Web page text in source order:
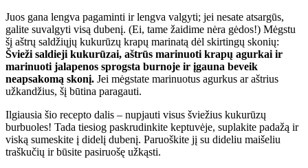
Juos gana lengva pagaminti ir lengva valgyti; jei nesate atsargūs,
galite suvalgyti visą dubenį. (Ei, tame žaidime nėra gėdos!) Mėgstu
šį aštrų saldžiųjų kukurūzų krapų marinatą dėl skirtingų skonių:
Švieži saldieji kukurūzai, aštrūs marinuoti krapų agurkai ir
marinuoti jalapenos sprogsta burnoje ir įgauna beveik
neapsakomą skonį. Jei mėgstate marinuotus agurkus ar aštrius
užkandžius, šį būtina paragauti.
Ilgiausia šio recepto dalis – nupjauti visus šviežius kukurūzų
burbuoles! Tada tiesiog paskrudinkite keptuvėje, suplakite padažą ir
viską sumeskite į didelį dubenį. Paruoškite jį su dideliu maišeliu
traškučių ir būsite pasiruošę užkąsti.